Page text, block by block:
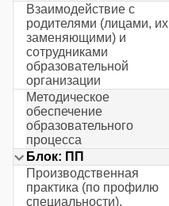
Взаимодействие с
родителями (лицами, их
заменяющими) и
сотрудниками
образовательной
организации
Методическое
обеспечение
образовательного
процесса
Блок: ПП
Производственная
практика (по профилю
специальности).